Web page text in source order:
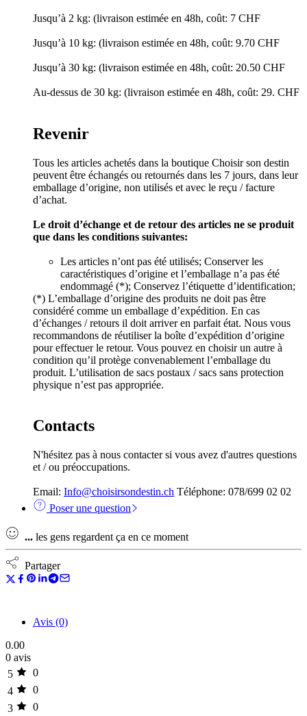
Jusqu’à 2 kg: (livraison estimée en 48h, coût: 7 CHF
Jusqu’à 10 kg: (livraison estimée en 48h, coût: 9.70 CHF
Jusqu’à 30 kg: (livraison estimée en 48h, coût: 20.50 CHF
Au-dessus de 30 kg: (livraison estimée en 48h, coût: 29. CHF
Revenir
Tous les articles achetés dans la boutique Choisir son destin
peuvent être échangés ou retournés dans les 7 jours, dans leur
emballage d’origine, non utilisés et avec le reçu / facture
d’achat.
Le droit d’échange et de retour des articles ne se produit
que dans les conditions suivantes:
Les articles n’ont pas été utilisés; Conserver les
caractéristiques d’origine et l’emballage n’a pas été
endommagé (*); Conservez l’étiquette d’identification;
(*) L’emballage d’origine des produits ne doit pas être
considéré comme un emballage d’expédition. En cas
d’échanges / retours il doit arriver en parfait état. Nous vous
recommandons de réutiliser la boîte d’expédition d’origine
pour effectuer le retour. Vous pouvez en choisir un autre à
condition qu’il protège convenablement l’emballage du
produit. L’utilisation de sacs postaux / sacs sans protection
physique n’est pas appropriée.
Contacts
N'hésitez pas à nous contacter si vous avez d'autres questions
et / ou préoccupations.
Email: Info@choisirsondestin.ch Téléphone: 078/699 02 02
Poser une question
... les gens regardent ça en ce moment
Partager
Avis (0)
0.00
0 avis
5
0
4
0
3
0